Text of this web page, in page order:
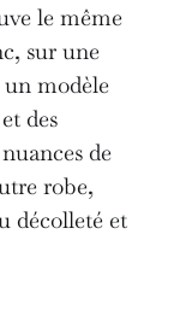
le même
sur une
modèle
des
de
robe,
décolleté et